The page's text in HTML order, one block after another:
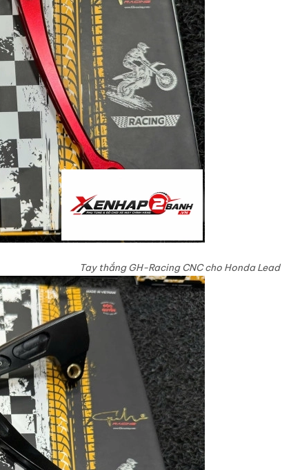
Tay thắng GH-Racing CNC cho Honda Lead